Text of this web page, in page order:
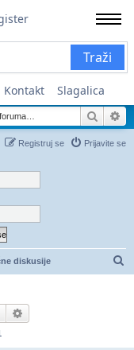
Traži
Kontakt Slagalica
Prijavite se
Registruj se
diskusije
Pretraga